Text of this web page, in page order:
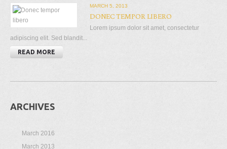
MARCH 5, 2013
DONEC TEMPOR LIBERO
Lorem ipsum dolor sit amet, consectetur
adipiscing elit. Sed blandit...
READ MORE
ARCHIVES
March 2016
March 2013